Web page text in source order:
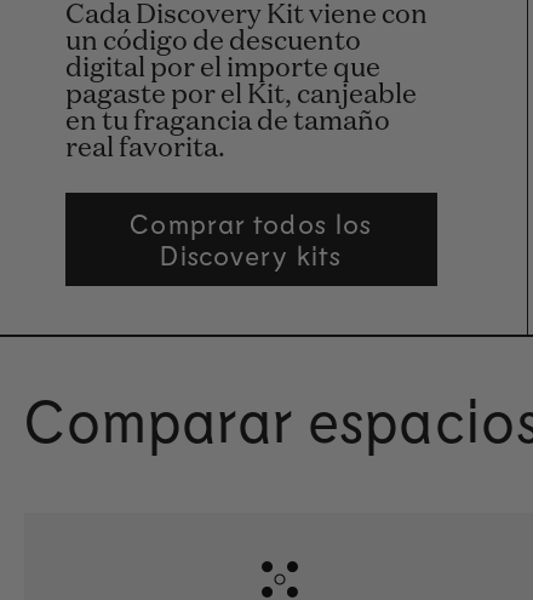
Cada Discovery Kit viene con
un código de descuento
digital por el importe que
pagaste por el Kit, canjeable
en tu fragancia de tamaño
real favorita.
Comprar todos los
Discovery kits
Comparar